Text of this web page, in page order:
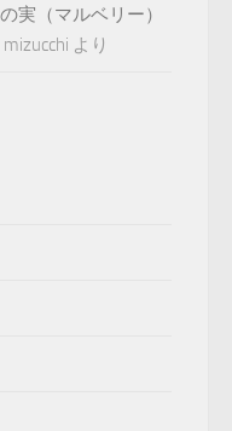
実（マルベリー）
mizucchi より